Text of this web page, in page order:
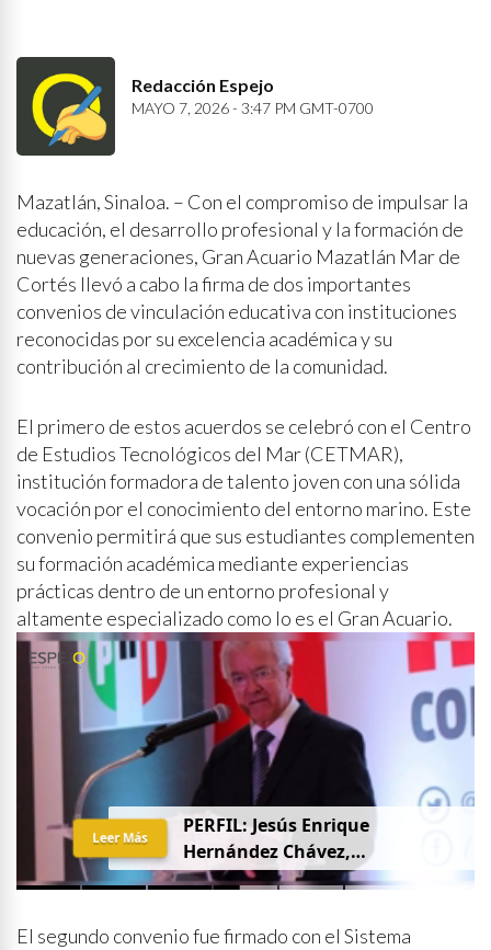
Redacción Espejo
MAYO 7, 2026 - 3:47 PM GMT-0700
Mazatlán, Sinaloa. – Con el compromiso de impulsar la
educación, el desarrollo profesional y la formación de
nuevas generaciones, Gran Acuario Mazatlán Mar de
Cortés llevó a cabo la firma de dos importantes
convenios de vinculación educativa con instituciones
reconocidas por su excelencia académica y su
contribución al crecimiento de la comunidad.
El primero de estos acuerdos se celebró con el Centro
de Estudios Tecnológicos del Mar (CETMAR),
institución formadora de talento joven con una sólida
vocación por el conocimiento del entorno marino. Este
convenio permitirá que sus estudiantes complementen
su formación académica mediante experiencias
prácticas dentro de un entorno profesional y
altamente especializado como lo es el Gran Acuario.
PERFIL: Jesús Enrique
Hernández Chávez,
“Chuquiqui”
Leer Más
El segundo convenio fue firmado con el Sistema